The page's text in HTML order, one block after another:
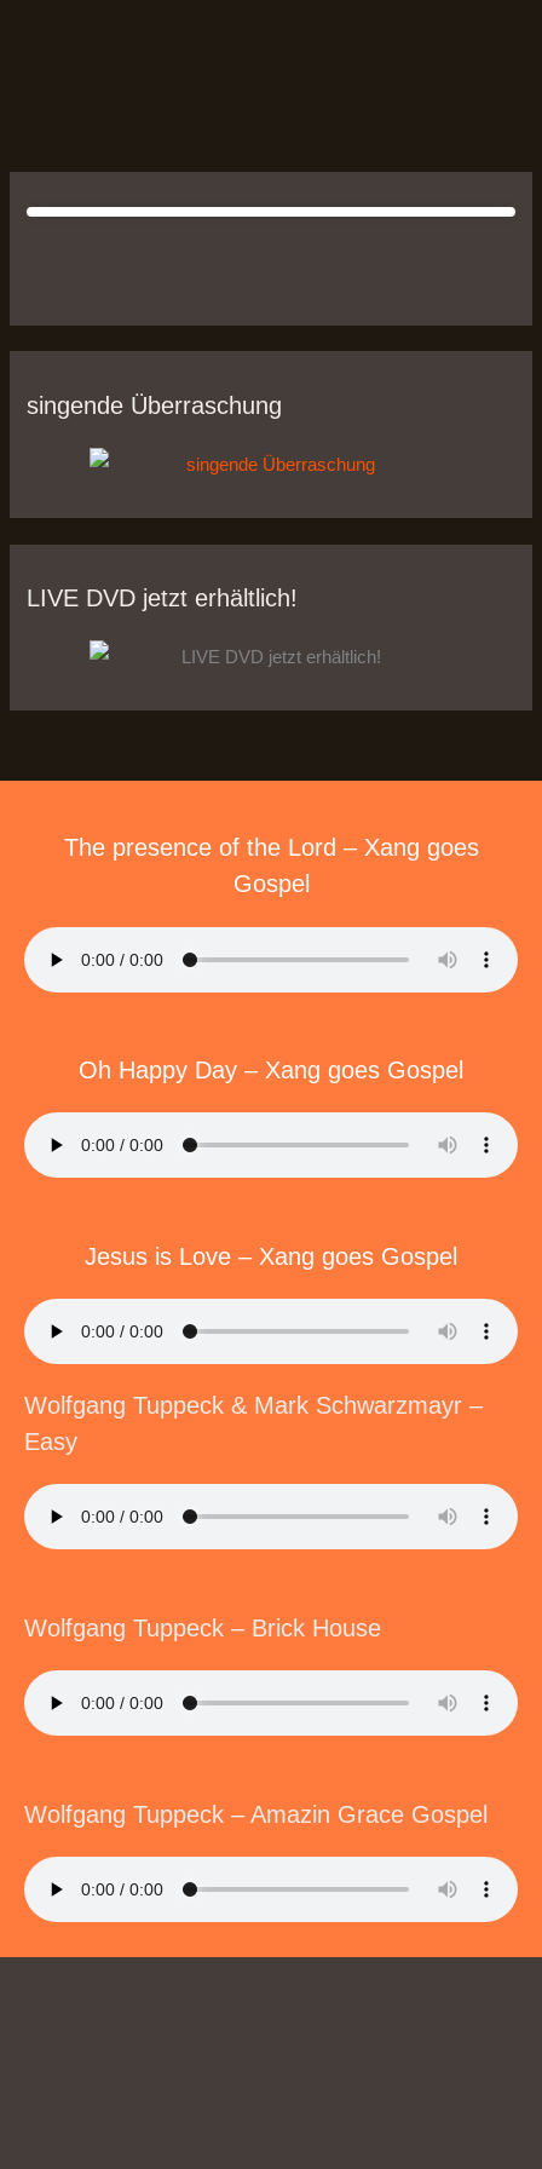
singende Überraschung
LIVE DVD jetzt erhältlich!
The presence of the Lord – Xang goes
Gospel
Oh Happy Day – Xang goes Gospel
Jesus is Love – Xang goes Gospel
Wolfgang Tuppeck & Mark Schwarzmayr –
Easy
Wolfgang Tuppeck – Brick House
Wolfgang Tuppeck – Amazin Grace Gospel